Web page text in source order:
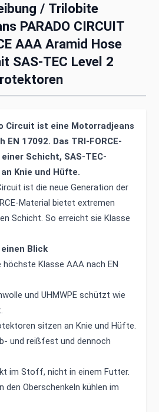
/ Trilobite
PARADO CIRCUIT
AAA Aramid Hose
SAS-TEC Level 2
Circuit ist eine Motorradjeans
EN 17092. Das TRI-FORCE-
Schicht, SAS-TEC-
Knie und Hüfte.
ist die neue Generation der
Material bietet extremen
Schicht. So erreicht sie Klasse
Blick
höchste Klasse AAA nach EN
und UHMWPE schützt wie
sitzen an Knie und Hüfte.
und reißfest und dennoch
im Stoff, nicht in einem Futter.
Oberschenkeln kühlen im